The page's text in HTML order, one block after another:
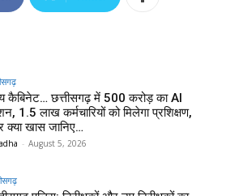
कैबिनेट… छत्तीसगढ़ में 500 करोड़ का AI
1.5 लाख कर्मचारियों को मिलेगा प्रशिक्षण,
क्या खास जानिए…
- August 5, 2026